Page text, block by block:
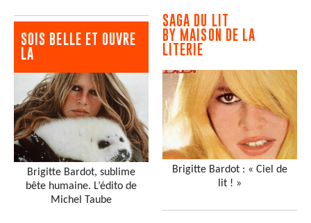
SOIS BELLE ET OUVRE
LA
Brigitte Bardot, sublime
bête humaine. L’édito de
Michel Taube
SAGA DU LIT
BY MAISON DE LA
LITERIE
Brigitte Bardot : « Ciel de
lit ! »